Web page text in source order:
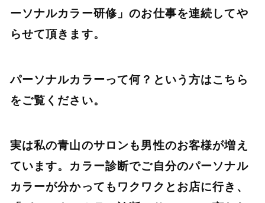
ーソナルカラー研修」のお仕事を連続してや
らせて頂きます。
パーソナルカラーって何？という方はこちら
をご覧ください。
実は私の青山のサロンも男性のお客様が増え
ています。カラー診断でご自分のパーソナル
カラーが分かってもワクワクとお店に行き、